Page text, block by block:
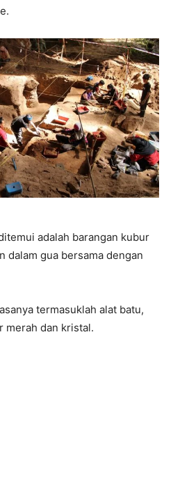
adalah barangan kubur
dalam gua bersama dengan
termasuklah alat batu,
merah dan kristal.